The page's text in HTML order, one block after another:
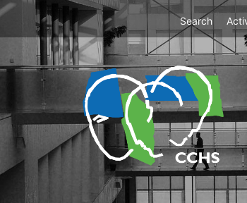
Top
Menu
Search